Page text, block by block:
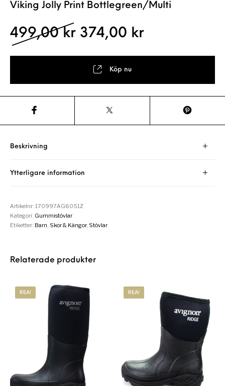
Viking Jolly Print Bottlegreen/Multi
499,00 kr Det ursprungliga
374,00 krDet
Köp nu
Beskrivning
Ytterligare information
Artikelnr:170997AG6051Z
Kategori: Gummistövlar
Etiketter: Barn Skor & Kängor, Stövlar
Relaterade produkter
REA! REA!